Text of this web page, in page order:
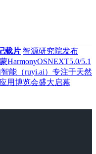
载片 智源研究院发布
HarmonyOSNEXT5.0/5.1
能（ruyi.ai）专注于天然
用博览会盛大启幕